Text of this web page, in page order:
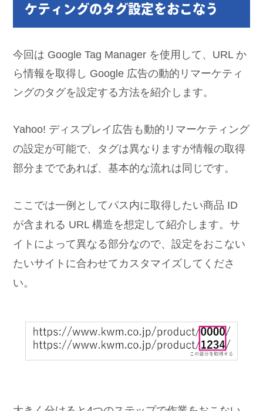
ケティングのタグ設定をおこなう
今回は Google Tag Manager を使用して、URL か
ら情報を取得し Google 広告の動的リマーケティ
ングのタグを設定する方法を紹介します。
Yahoo! ディスプレイ広告も動的リマーケティング
の設定が可能で、タグは異なりますが情報の取得
部分までであれば、基本的な流れは同じです。
ここでは一例としてパス内に取得したい商品 ID
が含まれる URL 構造を想定して紹介します。サ
イトによって異なる部分なので、設定をおこない
たいサイトに合わせてカスタマイズしてくださ
い。